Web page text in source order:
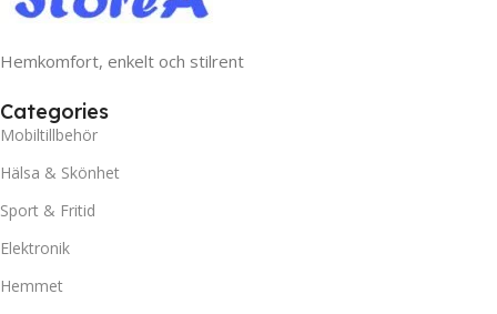
Hemkomfort, enkelt och stilrent
Categories
Mobiltillbehör
Hälsa & Skönhet
Sport & Fritid
Elektronik
Hemmet